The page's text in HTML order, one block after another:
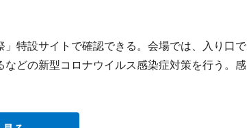
特設サイトで確認できる。会場では、入り口で
どの新型コロナウイルス感染症対策を行う。感